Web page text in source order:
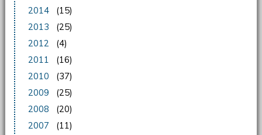
2014
(15)
2013
(25)
2012
(4)
2011
(16)
2010
(37)
2009
(25)
2008
(20)
2007
(11)